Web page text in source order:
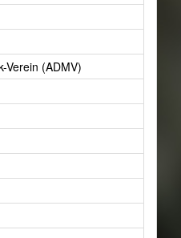
Verein (ADMV)